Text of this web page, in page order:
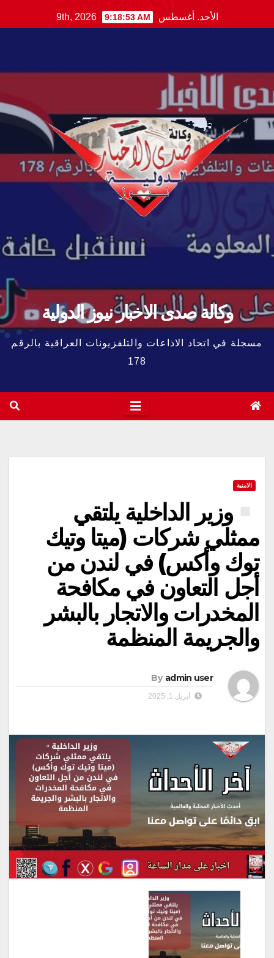
to
الأحد. أغسطس 9th, 2026 9:18:54 AM
وكالة صدى الاخبار نيوز الدولية
مسجلة في اتحاد الاذاعات والتلفزيونات العراقية بالرقم
178
الامنية
وزير الداخلية يلتقي
ممثلي شركات (ميتا وتيك
توك وأكس) في لندن من
أجل التعاون في مكافحة
المخدرات والاتجار بالبشر
والجريمة المنظمة
By admin user
أبريل 1, 2025